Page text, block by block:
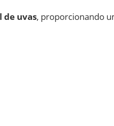
uvas, proporcionando